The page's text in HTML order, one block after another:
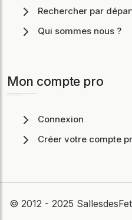
Rechercher par
Qui sommes nous ?
Mon compte pro
Connexion
Créer votre compte
© 2012 - 2025